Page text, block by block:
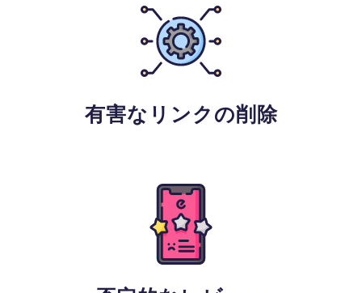
有害なリンクの削除